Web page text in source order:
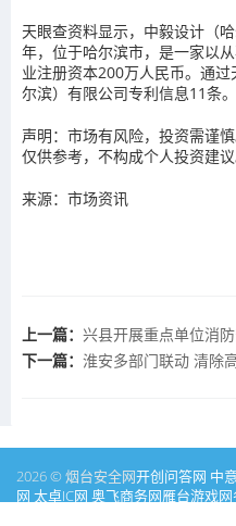
天眼查资料显示，中毅设计（
年，位于哈尔滨市，是一家以
业注册资本200万人民币。通
尔滨）有限公司专利信息11条。
声明：市场有风险，投资需谨
仅供参考，不构成个人投资建议
来源：市场资讯
上一篇： 兴县开展重点单位消
下一篇： 淮安多部门联动 清除
2026 © 烟台安全网开创问答网 中
网 太卓IC网 奥飞商务网雁台游戏网